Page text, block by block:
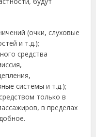
(очки, слуховые
и т.д.);
средства
системы и т.д.);
только в
в пределах